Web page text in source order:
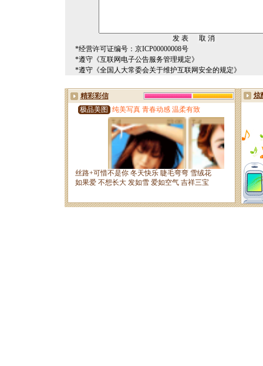
*经营许可证编号：京ICP00000008号
*遵守《互联网电子公告服务管理规定》
*遵守《全国人大常委会关于维护互联网安全的规定》